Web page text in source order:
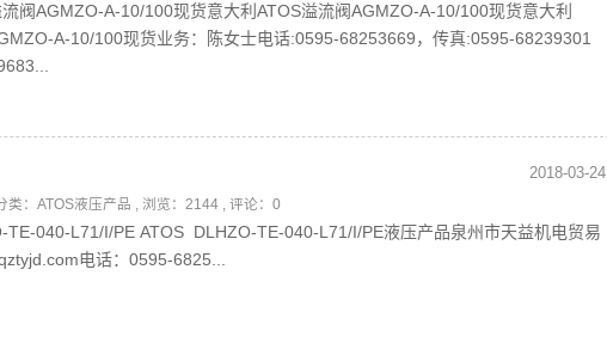
阀AGMZO-A-10/100现货意大利ATOS溢流阀AGMZO-A-10/100现货意大利
A-10/100现货业务：陈女士电话:0595-68253669，传真:0595-68239301
2018-03-24
： ATOS液压产品 , 浏览：2144 , 评论：0
TE-040-L71/I/PE ATOS DLHZO-TE-040-L71/I/PE液压产品泉州市天益机电贸易
电话：0595-6825...